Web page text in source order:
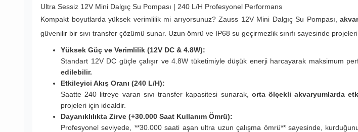
Ultra Sessiz 12V Mini Dalgıç Su Pompası | 240 L/H Profesyonel Performans
Kompakt boyutlarda yüksek verimlilik mi arıyorsunuz? Zauss 12V Mini Dalgıç Su Pompası,
güvenilir bir sıvı transfer çözümü sunar. Uzun ömrü ve IP68 su geçirmezlik sınıfı sayesinde
Yüksek Güç ve Verimlilik (12V DC & 4.8W):
Standart 12V DC güçle çalışır ve 4.8W tüketimiyle düşük enerji harcayarak maksimum
edilebilir.
Etkileyici Akış Oranı (240 L/H):
Saatte 240 litreye varan sıvı transfer kapasitesi sunarak, orta ölçekli akvaryumlarda
projeleri için idealdir.
Dayanıklılıkta Zirve (+30.000 Saat Kullanım Ömrü):
Profesyonel seviyede, **30.000 saati aşan ultra uzun çalışma ömrü** sayesinde,